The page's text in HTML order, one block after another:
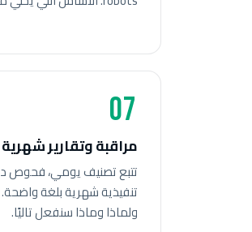
07
مراقبة وتقارير شهرية
تتبع تصنيف يومي، فحوص
تنفيذية شهرية بلغة
ولماذا وماذا سنفعل تاليًا.